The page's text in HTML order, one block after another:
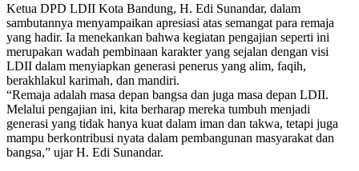
Ketua DPD LDII Kota Bandung, H. Edi Sunandar, dalam
sambutannya menyampaikan apresiasi atas semangat para remaja
yang hadir. Ia menekankan bahwa kegiatan pengajian seperti ini
merupakan wadah pembinaan karakter yang sejalan dengan visi
LDII dalam menyiapkan generasi penerus yang alim, faqih,
berakhlakul karimah, dan mandiri.
“Remaja adalah masa depan bangsa dan juga masa depan LDII.
Melalui pengajian ini, kita berharap mereka tumbuh menjadi
generasi yang tidak hanya kuat dalam iman dan takwa, tetapi juga
mampu berkontribusi nyata dalam pembangunan masyarakat dan
bangsa,” ujar H. Edi Sunandar.